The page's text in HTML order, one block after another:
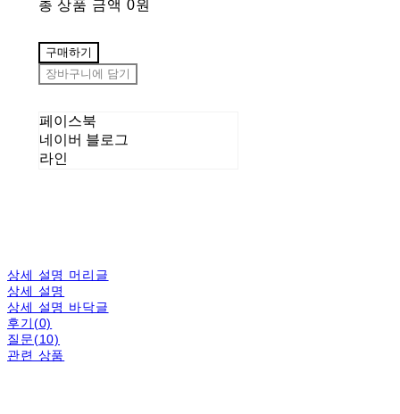
총 상품 금액 0원
구매하기
장바구니에 담기
페이스북
네이버 블로그
라인
상세 설명 머리글
상세 설명
상세 설명 바닥글
후기(0)
질문(10)
관련 상품